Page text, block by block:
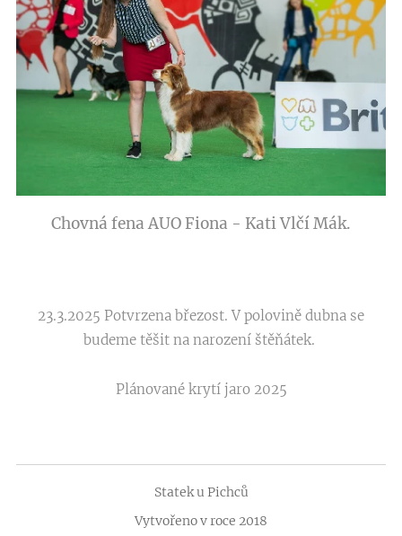
Chovná fena AUO Fiona - Kati Vlčí Mák.
23.3.2025 Potvrzena březost. V polovině dubna se
budeme těšit na narození štěňátek.
Plánované krytí jaro 2025
Statek u Pichců
Vytvořeno v roce 2018